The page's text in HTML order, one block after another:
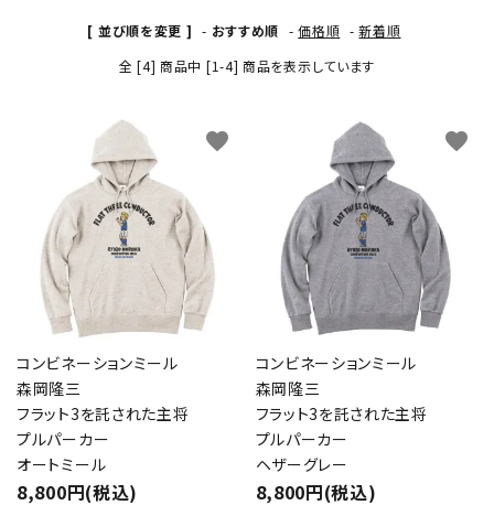
[ 並び順を変更 ] - おすすめ順 -価格順 -新着順
全 [4] 商品中 [1-4] 商品を表示しています
コンビネーションミール
森岡隆三
フラット3を託された主将
プルパーカー
オートミール
8,800円(税込)
favorite
コンビネーションミール
森岡隆三
フラット3を託された主将
プルパーカー
ヘザーグレー
8,800円(税込)
favorite